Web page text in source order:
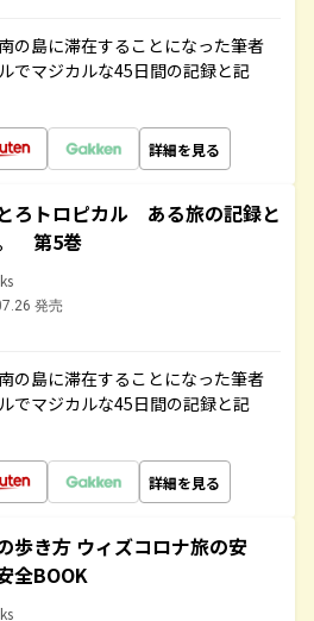
の島に滞在することになった筆者
でマジカルな45日間の記録と記
詳細を見る
ろトロピカル ある旅の記録と
第5巻
発売
の島に滞在することになった筆者
でマジカルな45日間の記録と記
詳細を見る
歩き方 ウィズコロナ旅の安
全BOOK